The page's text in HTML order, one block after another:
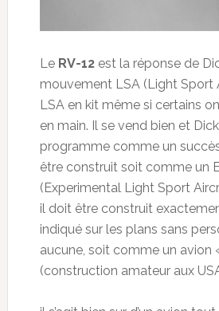
Le RV-12est la réponse de
mouvement LSA (Light Sport
LSA en kit même si certains
en main. Il se vend bien et
programme comme un
être construit soit comme un
(Experimental Light Sport
il doit être construit
indiqué sur les plans sans
aucune, soit comme un avion
(construction amateur aux